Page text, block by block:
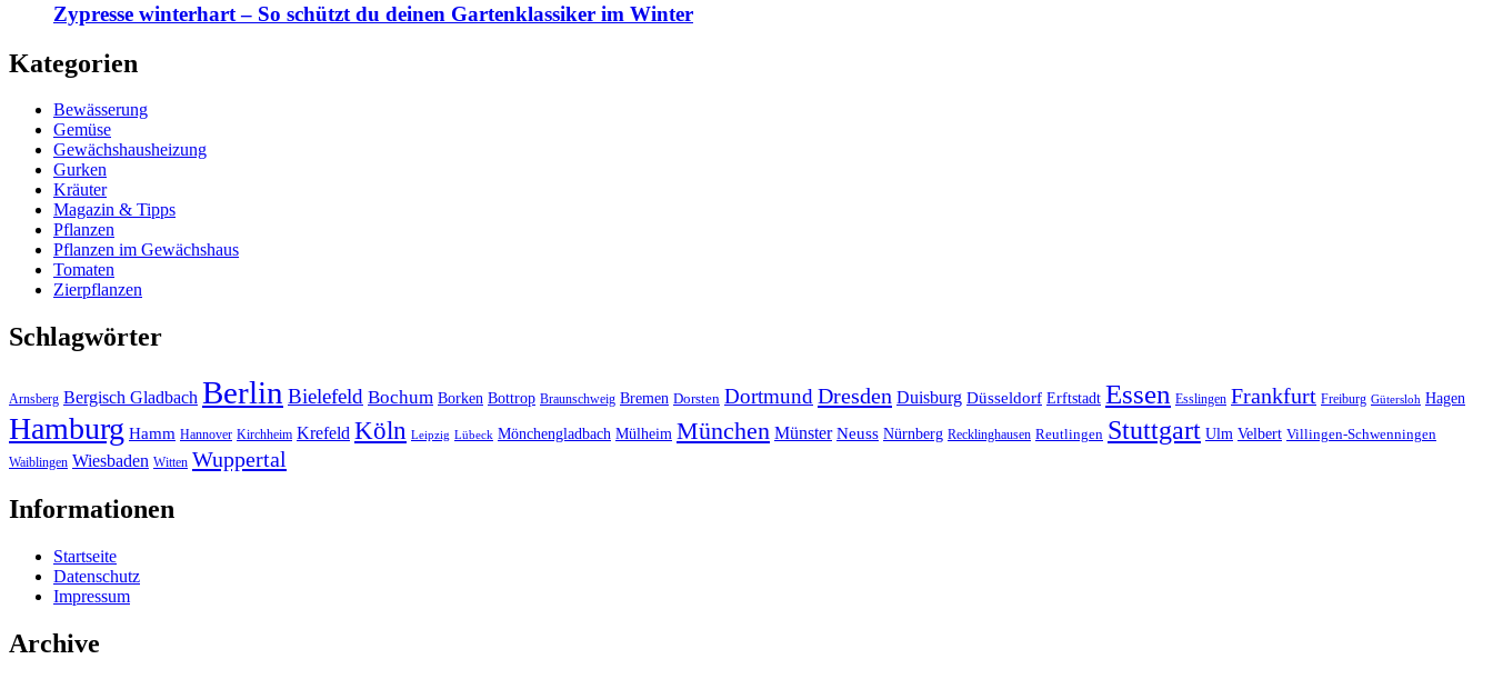
Zypresse winterhart – So schützt du deinen Gartenklassiker im Winter
Kategorien
Bewässerung
Gemüse
Gewächshausheizung
Gurken
Kräuter
Magazin & Tipps
Pflanzen
Pflanzen im Gewächshaus
Tomaten
Zierpflanzen
Schlagwörter
Arnsberg Bergisch Gladbach Berlin Bielefeld Bochum Borken Bottrop Braunschweig Bremen Dorsten DortmundDresden Duisburg Düsseldorf Erftstadt Essen Esslingen Frankfurt Freiburg Gütersloh Hagen
Hamburg Hamm Hannover Kirchheim Krefeld Köln Leipzig Lübeck Mönchengladbach Mülheim München Münster Neuss Nürnberg Recklinghausen Reutlingen Stuttgart Ulm Velbert Villingen-Schwenningen
Waiblingen Wiesbaden Witten Wuppertal
Informationen
Startseite
Datenschutz
Impressum
Archive